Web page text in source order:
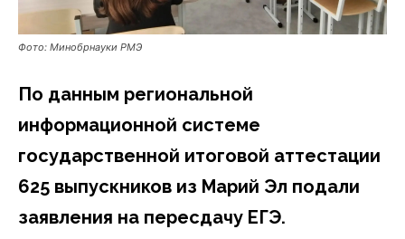
Фото: Минобрнауки РМЭ
По данным региональной
информационной системе
государственной итоговой аттестации
625 выпускников из Марий Эл подали
заявления на пересдачу ЕГЭ.